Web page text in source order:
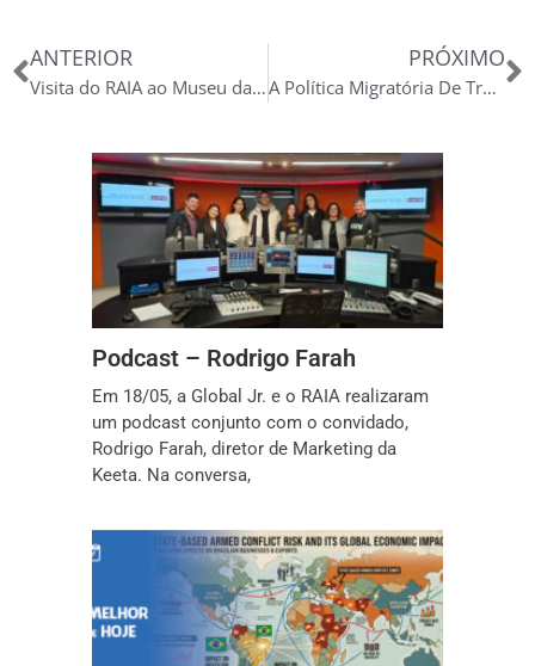
Anterior
ANTERIOR
Visita do RAIA ao Museu da B3
PRÓXIMO
A Política Migratória De Trump: Uma Análise Sobre Seus Efeitos
Podcast – Rodrigo Farah
Em 18/05, a Global Jr. e o RAIA realizaram
um podcast conjunto com o convidado,
Rodrigo Farah, diretor de Marketing da
Keeta. Na conversa,